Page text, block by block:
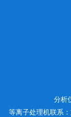
分析
等离子处理机联系